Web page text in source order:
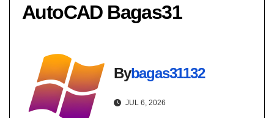
AutoCAD Bagas31
Bybagas31132
JUL 6, 2026